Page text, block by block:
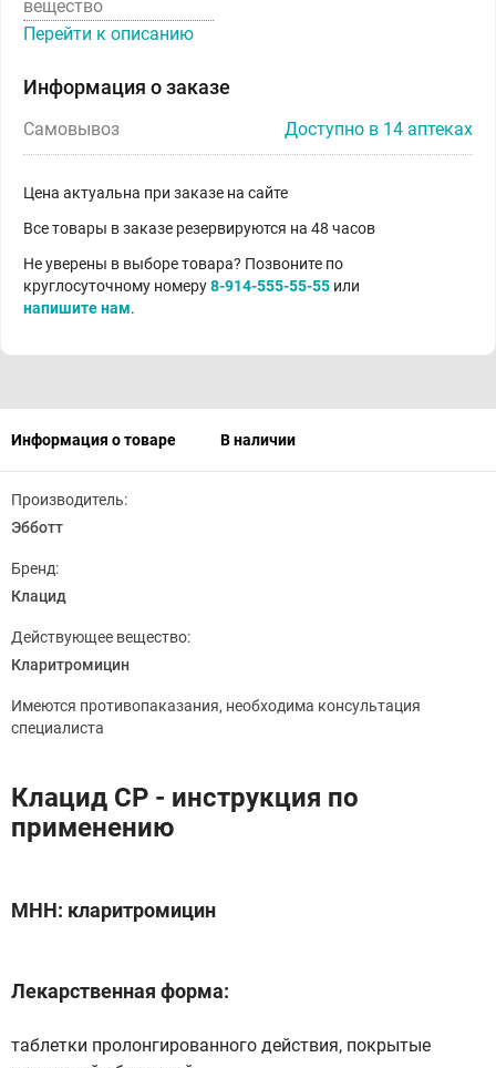
вещество
Перейти к описанию
Информация о заказе
Самовывоз Доступно в 14 аптеках
Цена актуальна при заказе на сайте
Все товары в заказе резервируются на 48 часов
Не уверены в выборе товара? Позвоните по
круглосуточному номеру8-914-555-55-55 или
напишите нам.
Информация о товаре В наличии
Производитель:
Эбботт
Бренд:
Клацид
Действующее вещество:
Кларитромицин
Имеются противопаказания, необходима консультация
специалиста
Клацид CP - инструкция по
применению
МHH: кларитромицин
Лекарственная форма:
таблетки пролонгированного действия, покрытые